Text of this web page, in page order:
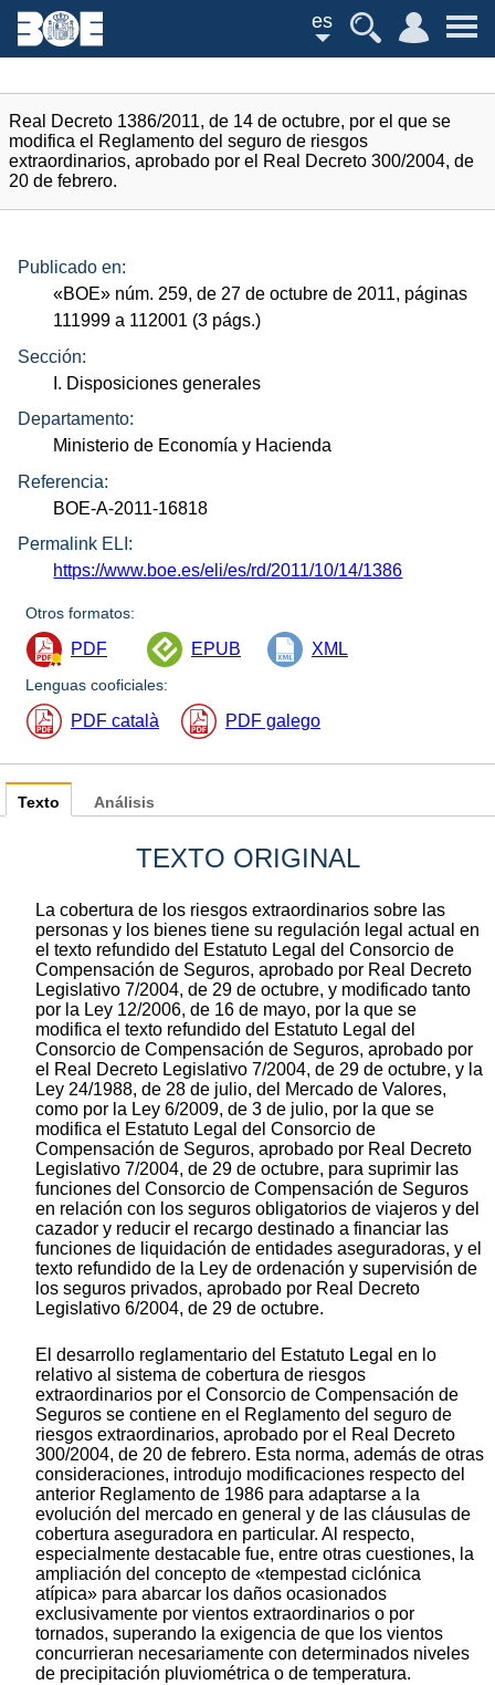
es
Real Decreto 1386/2011, de 14 de octubre, por el que se
modifica el Reglamento del seguro de riesgos
extraordinarios, aprobado por el Real Decreto 300/2004, de
20 de febrero.
Publicado en:
«BOE» núm. 259, de 27 de octubre de 2011, páginas
111999 a 112001 (3 págs.)
Sección:
I. Disposiciones generales
Departamento:
Ministerio de Economía y Hacienda
Referencia:
BOE-A-2011-16818
Permalink ELI:
https://www.boe.es/eli/es/rd/2011/10/14/1386
Otros formatos:
PDF EPUB XML
Lenguas cooficiales:
PDF català PDF galego
Texto
TEXTO ORIGINAL
La cobertura de los riesgos extraordinarios sobre las
personas y los bienes tiene su regulación legal actual en
el texto refundido del Estatuto Legal del Consorcio de
Compensación de Seguros, aprobado por Real Decreto
Legislativo 7/2004, de 29 de octubre, y modificado tanto
por la Ley 12/2006, de 16 de mayo, por la que se
modifica el texto refundido del Estatuto Legal del
Consorcio de Compensación de Seguros, aprobado por
el Real Decreto Legislativo 7/2004, de 29 de octubre, y la
Ley 24/1988, de 28 de julio, del Mercado de Valores,
como por la Ley 6/2009, de 3 de julio, por la que se
modifica el Estatuto Legal del Consorcio de
Compensación de Seguros, aprobado por Real Decreto
Legislativo 7/2004, de 29 de octubre, para suprimir las
funciones del Consorcio de Compensación de Seguros
en relación con los seguros obligatorios de viajeros y del
cazador y reducir el recargo destinado a financiar las
funciones de liquidación de entidades aseguradoras, y el
texto refundido de la Ley de ordenación y supervisión de
los seguros privados, aprobado por Real Decreto
Legislativo 6/2004, de 29 de octubre.
El desarrollo reglamentario del Estatuto Legal en lo
relativo al sistema de cobertura de riesgos
extraordinarios por el Consorcio de Compensación de
Seguros se contiene en el Reglamento del seguro de
riesgos extraordinarios, aprobado por el Real Decreto
300/2004, de 20 de febrero. Esta norma, además de otras
consideraciones, introdujo modificaciones respecto del
anterior Reglamento de 1986 para adaptarse a la
evolución del mercado en general y de las cláusulas de
cobertura aseguradora en particular. Al respecto,
especialmente destacable fue, entre otras cuestiones, la
ampliación del concepto de «tempestad ciclónica
atípica» para abarcar los daños ocasionados
exclusivamente por vientos extraordinarios o por
tornados, superando la exigencia de que los vientos
concurrieran necesariamente con determinados niveles
de precipitación pluviométrica o de temperatura.
Análisis